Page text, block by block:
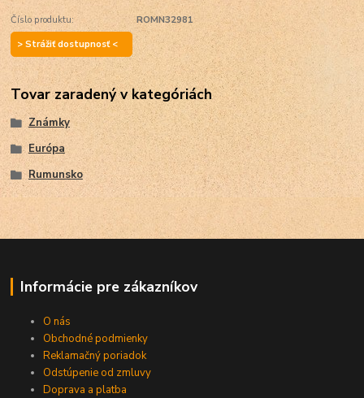
Číslo produktu:
ROMN32981
> Strážiť dostupnosť <
Tovar zaradený v kategóriách
Známky
Európa
Rumunsko
Informácie pre zákazníkov
O nás
Obchodné podmienky
Reklamačný poriadok
Odstúpenie od zmluvy
Doprava a platba